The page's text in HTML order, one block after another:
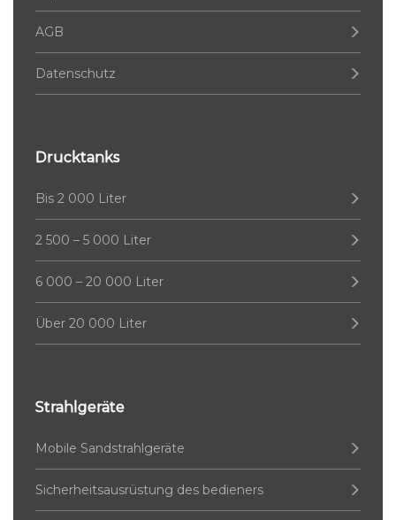
AGB
Datenschutz
Drucktanks
Bis 2 000 Liter
2 500 – 5 000 Liter
6 000 – 20 000 Liter
Über 20 000 Liter
Strahlgeräte
Mobile Sandstrahlgeräte
Sicherheitsausrüstung des bedieners